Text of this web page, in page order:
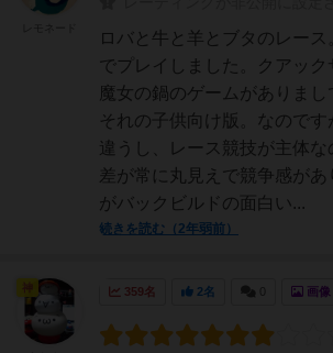
ロバと牛と羊とブタのレース
でプレイしました。クアック
魔女の鍋のゲームがありまし
それの子供向け版。なのです
違うし、レース競技が主体
差が常に丸見えで競争感が
がバックビルドの面白い...
続きを読む（2年弱前）
359名 2名 画像
神